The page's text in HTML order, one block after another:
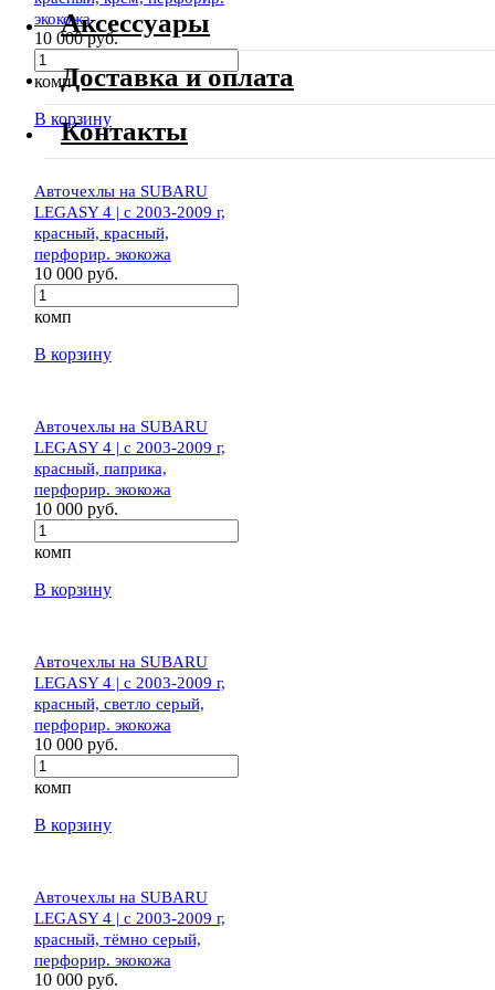
экокожа
10 000 руб.
комп
В корзину
Авточехлы на SUBARU
LEGASY 4 | c 2003-2009 г,
красный, красный,
перфорир. экокожа
10 000 руб.
комп
В корзину
Авточехлы на SUBARU
LEGASY 4 | c 2003-2009 г,
красный, паприка,
перфорир. экокожа
10 000 руб.
комп
В корзину
Авточехлы на SUBARU
LEGASY 4 | c 2003-2009 г,
красный, светло серый,
перфорир. экокожа
10 000 руб.
комп
В корзину
Авточехлы на SUBARU
LEGASY 4 | c 2003-2009 г,
красный, тёмно серый,
перфорир. экокожа
10 000 руб.
Аксессуары
Доставка и оплата
Контакты